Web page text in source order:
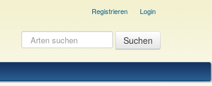
Registrieren Login